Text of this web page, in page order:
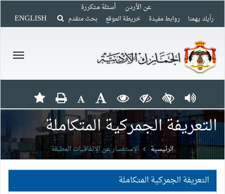
عن الأردن أسئلة متكررة
رأيك يهمنا روابط مفيدة خريطة الموقع بحث متقدم ENGLISH
التعريفة الجمركية المتكاملة
الرئيسية الإستفسار عن الإتفاقيات المطبقة
التعريفة الجمركية المتكاملة